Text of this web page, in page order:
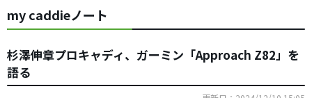
my caddieノート
杉澤伸章プロキャディ、ガーミン「Approach Z82」を
語る